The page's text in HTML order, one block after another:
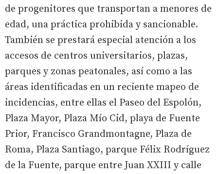
de progenitores que transportan a menores de
edad, una práctica prohibida y sancionable.
También se prestará especial atención a los
accesos de centros universitarios, plazas,
parques y zonas peatonales, así como a las
áreas identificadas en un reciente mapeo de
incidencias, entre ellas el Paseo del Espolón,
Plaza Mayor, Plaza Mío Cid, playa de Fuente
Prior, Francisco Grandmontagne, Plaza de
Roma, Plaza Santiago, parque Félix Rodríguez
de la Fuente, parque entre Juan XXIII y calle